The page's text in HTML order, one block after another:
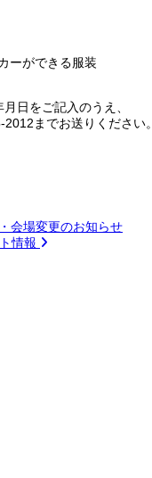
ーができる服装
をご記入のうえ、
までお送りください。
会場変更のお知らせ
情報